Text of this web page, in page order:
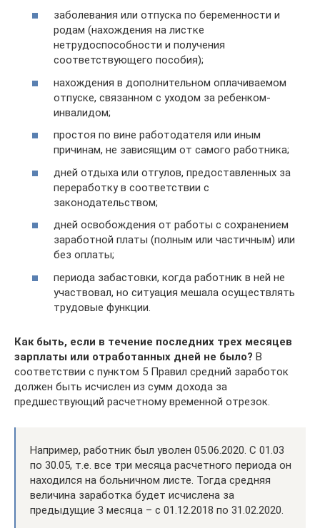
заболевания или отпуска по беременности и
родам (нахождения на листке
нетрудоспособности и получения
соответствующего пособия);
нахождения в дополнительном оплачиваемом
отпуске, связанном с уходом за ребенком-
инвалидом;
простоя по вине работодателя или иным
причинам, не зависящим от самого работника;
дней отдыха или отгулов, предоставленных за
переработку в соответствии с
законодательством;
дней освобождения от работы с сохранением
заработной платы (полным или частичным) или
без оплаты;
периода забастовки, когда работник в ней не
участвовал, но ситуация мешала осуществлять
трудовые функции.
Как быть, если в течение последних трех месяцев
зарплаты или отработанных дней не было? В
соответствии с пунктом 5 Правил средний заработок
должен быть исчислен из сумм дохода за
предшествующий расчетному временной отрезок.
Например, работник был уволен 05.06.2020. С 01.03
по 30.05, т.е. все три месяца расчетного периода он
находился на больничном листе. Тогда средняя
величина заработка будет исчислена за
предыдущие 3 месяца – с 01.12.2018 по 31.02.2020.